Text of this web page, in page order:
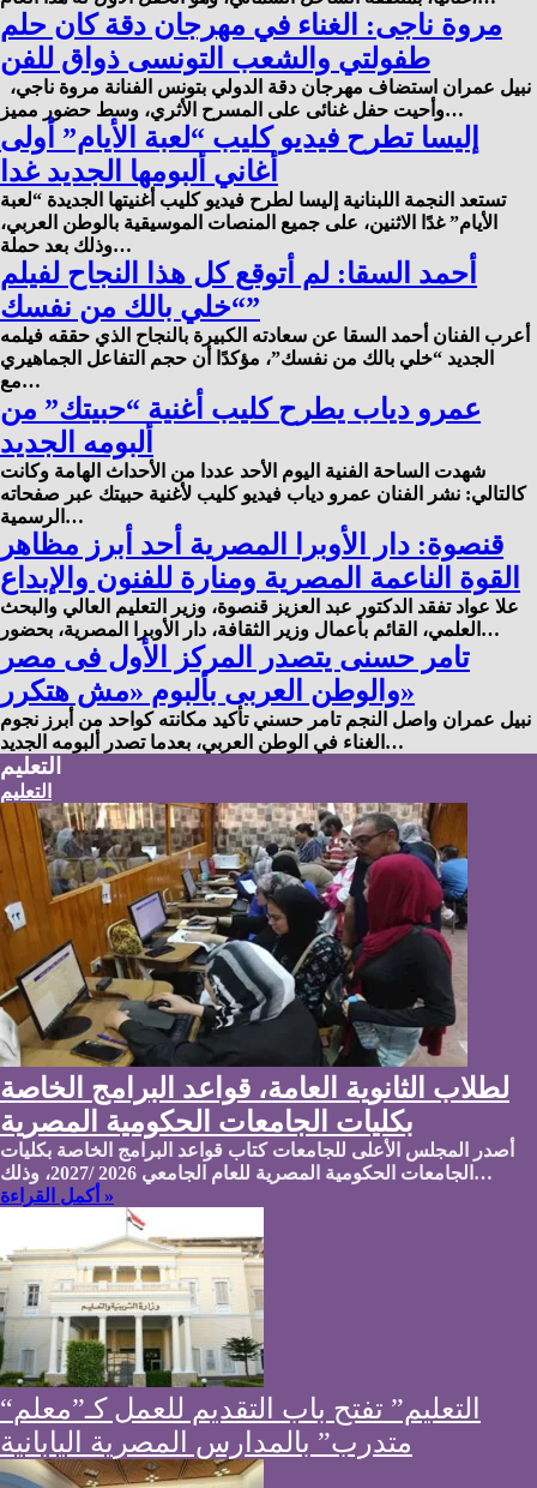
مروة ناجى: الغناء في مهرجان دقة كان حلم
طفولتي والشعب التونسى ذواق للفن
وأحيت حفل غنائى على المسرح الأثري، وسط حضور مميز…
إليسا تطرح فيديو كليب “لعبة الأيام” أولى
أغاني ألبومها الجديد غدا
تستعد النجمة اللبنانية إليسا لطرح فيديو كليب أغنيتها الجديدة “لعبة
الأيام” غدًا الاثنين، على جميع المنصات الموسيقية بالوطن العربي،
وذلك بعد حملة…
أحمد السقا: لم أتوقع كل هذا النجاح لفيلم
“خلي بالك من نفسك”
أعرب الفنان أحمد السقا عن سعادته الكبيرة بالنجاح الذي حققه فيلمه
الجديد “خلي بالك من نفسك”، مؤكدًا أن حجم التفاعل الجماهيري
مع…
عمرو دياب يطرح كليب أغنية “حبيتك” من
ألبومه الجديد
شهدت الساحة الفنية اليوم الأحد عددا من الأحداث الهامة وكانت
كالتالي: نشر الفنان عمرو دياب فيديو كليب لأغنية حبيتك عبر صفحاته
الرسمية…
قنصوة: دار الأوبرا المصرية أحد أبرز مظاهر
القوة الناعمة المصرية ومنارة للفنون والإبداع
علا عواد تفقد الدكتور عبد العزيز قنصوة، وزير التعليم العالي والبحث
العلمي، القائم بأعمال وزير الثقافة، دار الأوبرا المصرية، بحضور…
تامر حسنى يتصدر المركز الأول فى مصر
والوطن العربى بألبوم «مش هتكرر»
نبيل عمران واصل النجم تامر حسني تأكيد مكانته كواحد من أبرز نجوم
الغناء في الوطن العربي، بعدما تصدر ألبومه الجديد…
التعليم
التعليم
لطلاب الثانوية العامة، قواعد البرامج الخاصة
بكليات الجامعات الحكومية المصرية
أصدر المجلس الأعلى للجامعات كتاب قواعد البرامج الخاصة بكليات
الجامعات الحكومية المصرية للعام الجامعي 2026 /2027، وذلك…
أكمل القراءة »
“التعليم” تفتح باب التقديم للعمل كـ”معلم
متدرب” بالمدارس المصرية اليابانية